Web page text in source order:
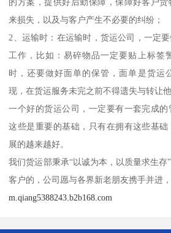
来损失，以及与客户产生不必要的纠纷；
2、运输时：在运输时，货运公司，一定
工作，比如：易碎物品一定要贴上标签
时，还要做好面单的保管，面单是货运
现，在货运服务未完之前不得遗失与转让他
一个好的货运公司，一定要有一套完成的
这些是重要的基础，只有在拥有这些基
展的越来越好。
我们货运部秉承“以诚为本，以质量求生存
客户的，公司愿与各界新老朋友携手并进
m.qiang5388243.b2b168.com